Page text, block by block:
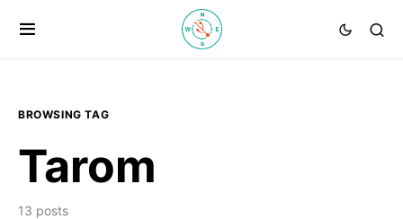
BROWSING TAG
Tarom
13 posts